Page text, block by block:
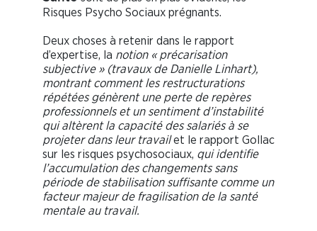
Risques Psycho Sociaux prégnants.
Deux choses à retenir dans le rapport
d’expertise, la notion « précarisation
subjective » (travaux de Danielle Linhart),
montrant comment les restructurations
répétées génèrent une perte de repères
professionnels et un sentiment d’instabilité
qui altèrent la capacité des salariés à se
projeter dans leur travailet le rapport Gollac
sur les risques psychosociaux, qui identifie
l’accumulation des changements sans
période de stabilisation suffisante comme un
facteur majeur de fragilisation de la santé
mentale au travail.